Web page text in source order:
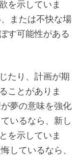
を示していま
または不快な場
す可能性がある
たり、計画が期
ことがありま
夢の意味を強化
いるなら、新し
を示していま
しているなら、